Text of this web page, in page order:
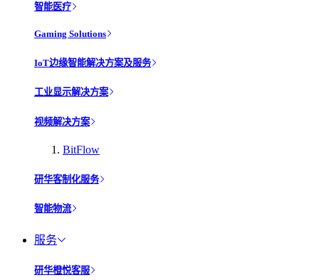
智能医疗
Gaming Solutions
IoT边缘智能解决方案及服务
工业显示解决方案
视频解决方案
BitFlow
研华客制化服务
智能物流
服务
研华橙悦客服